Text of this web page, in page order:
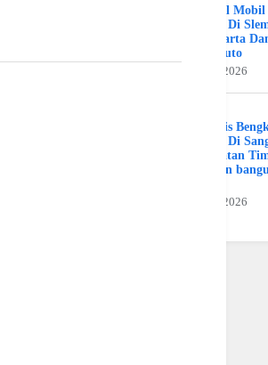
Bengkel Mobil
Umum Di
Jogjakarta
Benz Auto
31 Juli 2026
Spesialis
Murah Di
Kalimatan
Hamran
19 Juli 2026